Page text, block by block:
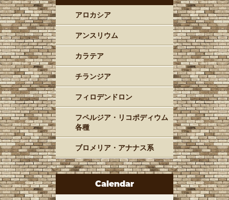
アロカシア
アンスリウム
カラテア
チランジア
フィロデンドロン
フペルジア・リコポディウム
各種
ブロメリア・アナナス系
Calendar